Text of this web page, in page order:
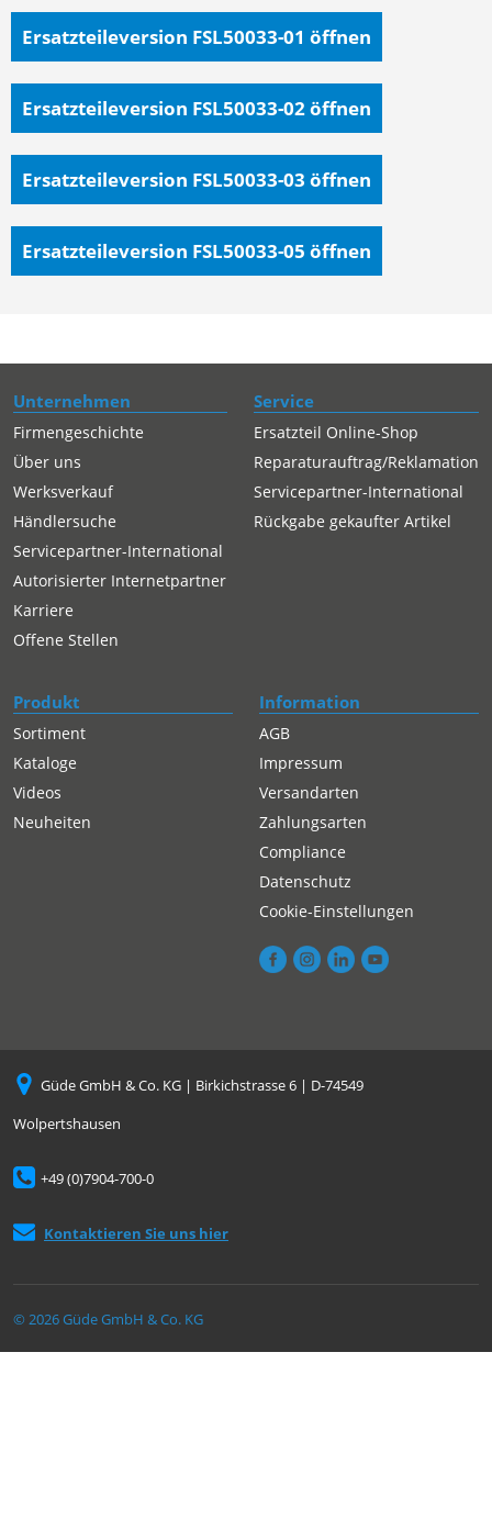
Ersatzteileversion FSL50033-01 öffnen
Ersatzteileversion FSL50033-02öffnen
Ersatzteileversion FSL50033-03 öffnen
Ersatzteileversion FSL50033-05 öffnen
Unternehmen
Firmengeschichte
Über uns
Werksverkauf
Händlersuche
Servicepartner-International
Autorisierter Internetpartner
Karriere
Offene Stellen
Service
Ersatzteil Online-Shop
Reparaturauftrag/Reklamation
Servicepartner-International
Rückgabe gekaufter Artikel
Produkt
Sortiment
Kataloge
Videos
Neuheiten
Information
AGB
Impressum
Versandarten
Zahlungsarten
Compliance
Datenschutz
Cookie-Einstellungen
Güde GmbH & Co. KG | Birkichstrasse 6 | D-74549
Wolpertshausen
+49 (0)7904-700-0
Kontaktieren Sie uns hier
© 2026 Güde GmbH & Co. KG